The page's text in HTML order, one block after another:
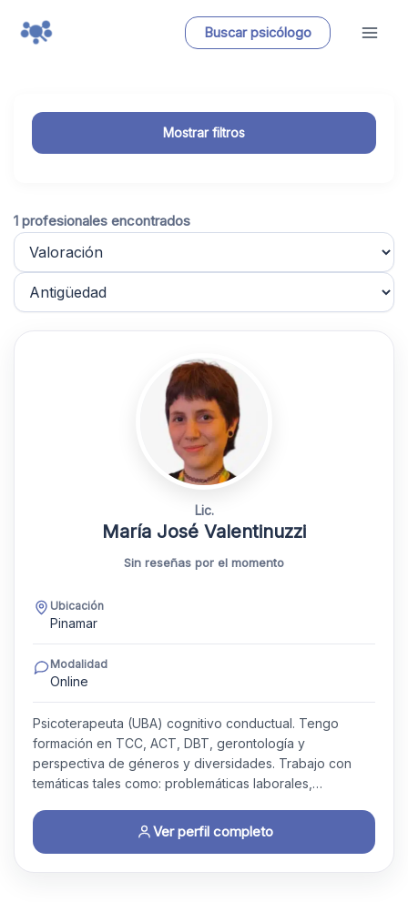
Buscar psicólogo
Mostrar filtros
1 profesionales encontrados
Lic.
María José Valentinuzzi
Sin reseñas por el momento
Ubicación
Pinamar
Modalidad
Online
Psicoterapeuta (UBA) cognitivo conductual. Tengo
formación en TCC, ACT, DBT, gerontología y
perspectiva de géneros y diversidades. Trabajo con
temáticas tales como: problemáticas laborales,…
Ver perfil completo